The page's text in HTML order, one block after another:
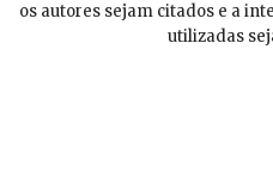
os autores sejam citados e a
utilizadas